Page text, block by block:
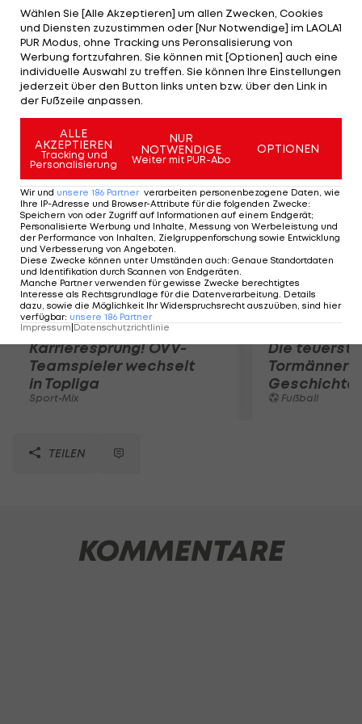
werden und wird ins Krankenhaus eingeliefert. "Wir
werden Ilir nach Kräften unterstützen und ihm auf
seinem Genesungsweg bestmöglich helfen", so
Fürth-Präsident Helmut Hack. Der Angreifer
konnte in der vergangenen Zweitliga-Saison 14
Tore in 28 Einsätzen erzielen.
Mehr zum Thema
Karrieresprung! ÖVV-
Teamspieler wechselt
in Topliga
Sport-Mix
Die
Tormänner
Geschichte
Fußball
TEILEN
KOMMENTARE
Wählen Sie [Alle Akzeptieren] um allen Zwecken, Cookies
und Diensten zuzustimmen oder [Nur Notwendige] im LAOLA1
PUR Modus, ohne Tracking uns Peronsalisierung von
Werbung fortzufahren. Sie können mit [Optionen] auch eine
individuelle Auswahl zu treffen. Sie können Ihre Einstellungen
jederzeit über den Button links unten bzw. über den Link in
der Fußzeile anpassen.
ALLE
AKZEPTIEREN
Tracking und
Personalisierung
NUR
NOTWENDIGE
Weiter mit PUR-Abo
OPTIONEN
Wir und unsere 186 Partner verarbeiten personenbezogene Daten, wie
Ihre IP-Adresse und Browser-Attribute für die folgenden Zwecke:
Speichern von oder Zugriff auf Informationen auf einem Endgerät;
Personalisierte Werbung und Inhalte, Messung von Werbeleistung und
der Performance von Inhalten, Zielgruppenforschung sowie Entwicklung
und Verbesserung von Angeboten.
Diese Zwecke können unter Umständen auch: Genaue Standortdaten
und Identifikation durch Scannen von Endgeräten.
Manche Partner verwenden für gewisse Zwecke berechtigtes
Interesse als Rechtsgrundlage für die Datenverarbeitung. Details
dazu, sowie die Möglichkeit Ihr Widerspruchsrecht auszuüben, sind hier
verfügbar: unsere 186 Partner
Impressum Datenschutzrichtlinie